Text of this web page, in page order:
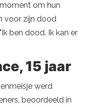
om hun
voor zijn dood
ben dood. Ik kan er
15 jaar
werd
beoordeeld in